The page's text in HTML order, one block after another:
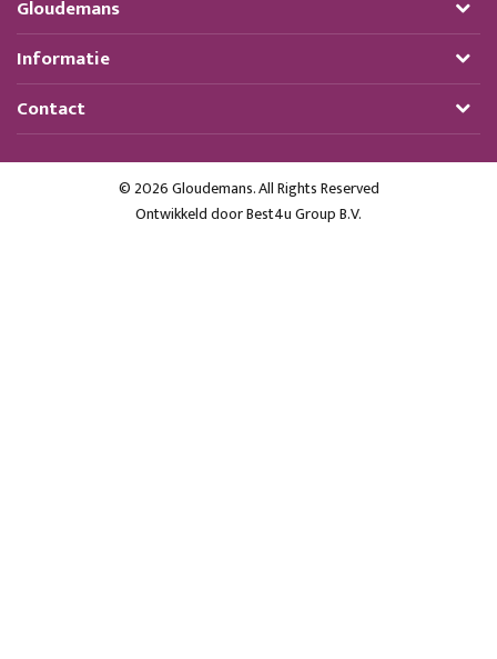
Gloudemans
Informatie
Contact
© 2026 Gloudemans. All Rights Reserved
Ontwikkeld doorBest4u Group B.V.